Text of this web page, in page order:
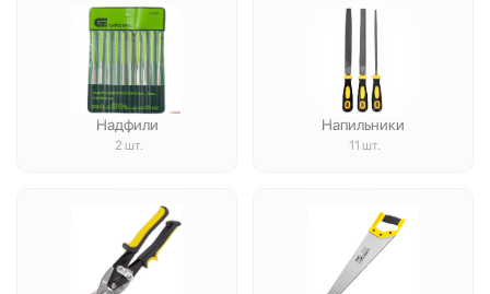
Надфили
2 шт.
Напильники
11 шт.